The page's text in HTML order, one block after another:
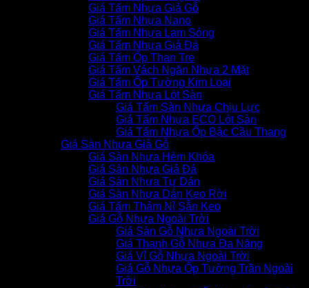
Giá Tấm Nhựa Giả Gỗ
Giá Tấm Nhựa Nano
Giá Tấm Nhựa Lam Sóng
Giá Tấm Nhựa Giả Đá
Giá Tấm Ốp Than Tre
Giá Tấm Vách Ngăn Nhựa 2 Mặt
Giá Tấm Ốp Tường Kim Loại
Giá Tấm Nhựa Lót Sàn
Giá Tấm Sàn Nhựa Chịu Lực
Giá Tấm Nhựa ECO Lót Sàn
Giá Tấm Nhựa Ốp Bậc Cầu Thang
Giá Sàn Nhựa Giả Gỗ
Giá Sàn Nhựa Hèm Khóa
Giá Sàn Nhựa Giả Đá
Giá Sàn Nhựa Tự Dán
Giá Sàn Nhựa Dán Keo Rời
Giá Tấm Thảm Nỉ Sẵn Keo
Giá Gỗ Nhựa Ngoài Trời
Giá Sàn Gỗ Nhựa Ngoài Trời
Giá Thanh Gỗ Nhựa Đa Năng
Giá Vỉ Gỗ Nhựa Ngoài Trời
Giá Gỗ Nhựa Ốp Tường Trần Ngoài
Trời